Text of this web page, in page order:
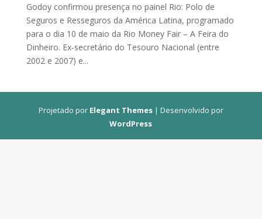
Godoy confirmou presença no painel Rio: Polo de
Seguros e Resseguros da América Latina, programado
para o dia 10 de maio da Rio Money Fair – A Feira do
Dinheiro. Ex-secretário do Tesouro Nacional (entre
2002 e 2007) e...
Projetado por Elegant Themes| Desenvolvido por
WordPress